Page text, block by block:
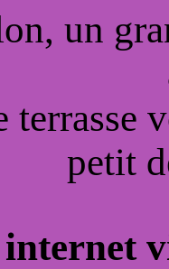
un
terrasse
petit